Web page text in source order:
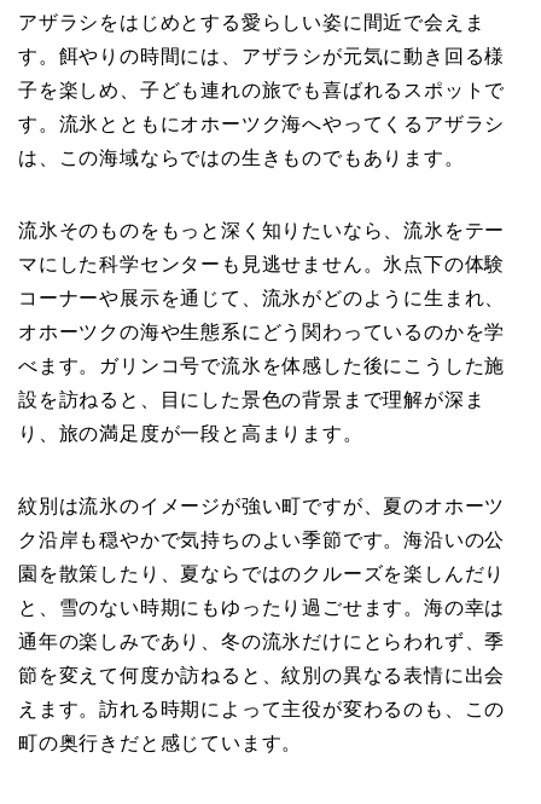
アザラシをはじめとする愛らしい姿に間近で会えま
す。餌やりの時間には、アザラシが元気に動き回る様
子を楽しめ、子ども連れの旅でも喜ばれるスポットで
す。流氷とともにオホーツク海へやってくるアザラシ
は、この海域ならではの生きものでもあります。
流氷そのものをもっと深く知りたいなら、流氷をテー
マにした科学センターも見逃せません。氷点下の体験
コーナーや展示を通じて、流氷がどのように生まれ、
オホーツクの海や生態系にどう関わっているのかを学
べます。ガリンコ号で流氷を体感した後にこうした施
設を訪ねると、目にした景色の背景まで理解が深ま
り、旅の満足度が一段と高まります。
紋別は流氷のイメージが強い町ですが、夏のオホーツ
ク沿岸も穏やかで気持ちのよい季節です。海沿いの公
園を散策したり、夏ならではのクルーズを楽しんだり
と、雪のない時期にもゆったり過ごせます。海の幸は
通年の楽しみであり、冬の流氷だけにとらわれず、季
節を変えて何度か訪ねると、紋別の異なる表情に出会
えます。訪れる時期によって主役が変わるのも、この
町の奥行きだと感じています。